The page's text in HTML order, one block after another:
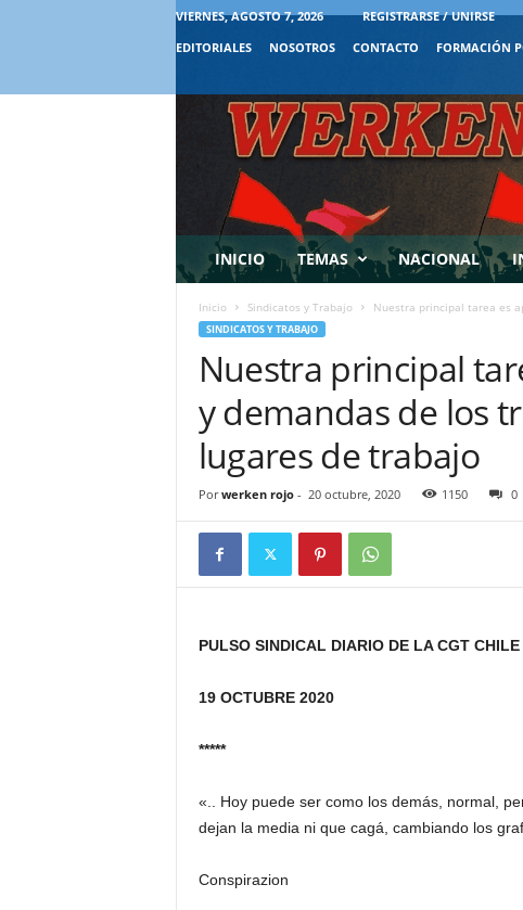
VIERNES, AGOSTO 7, 2026
REGISTRARSE / UNIRSE
EDITORIALES
NOSOTROS CONTACTO FORMACIÓN
INICIO TEMAS NACIONAL
Inicio Sindicatos y Trabajo Nuestra principal tarea es
SINDICATOS Y TRABAJO
Nuestra principal
y demandas de los
lugares de trabajo
Por werken rojo- 20 octubre, 2020 1150 0
PULSO SINDICAL DIARIO DE LA CGT CHILE
19 OCTUBRE 2020
*****
«.. Hoy puede ser como los demás, normal,
dejan la media ni que cagá, cambiando
Conspirazion